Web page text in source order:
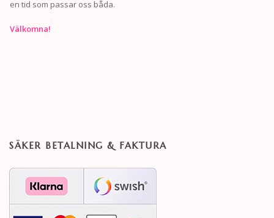
en tid som passar oss båda.
Välkomna!
SÄKER BETALNING & FAKTURA